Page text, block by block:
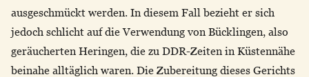
ausgeschmückt werden. In diesem Fall bezieht er sich
jedoch schlicht auf die Verwendung von Bücklingen, also
geräucherten Heringen, die zu DDR-Zeiten in Küstennähe
beinahe alltäglich waren. Die Zubereitung dieses Gerichts